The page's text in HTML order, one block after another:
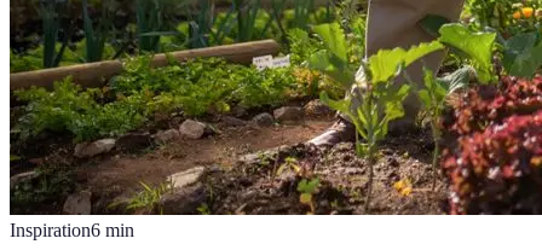
Inspiration6 min